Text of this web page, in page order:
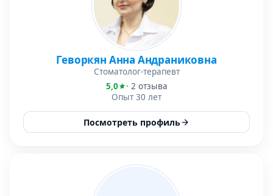
Геворкян Анна Андраниковна
Стоматолог-терапевт
5,0
· 2 отзыва
Опыт 30 лет
Посмотреть профиль